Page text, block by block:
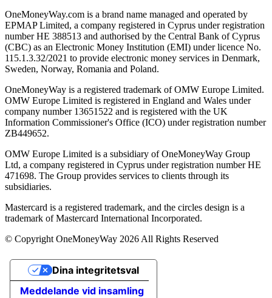
OneMoneyWay.com is a brand name managed and operated by
EPMAP Limited, a company registered in Cyprus under registration
number ΗΕ 388513 and authorised by the Central Bank of Cyprus
(CBC) as an Electronic Money Institution (EMI) under licence No.
115.1.3.32/2021 to provide electronic money services in Denmark,
Sweden, Norway, Romania and Poland.
OneMoneyWay is a registered trademark of OMW Europe Limited.
OMW Europe Limited is registered in England and Wales under
company number 13651522 and is registered with the UK
Information Commissioner's Office (ICO) under registration number
ZB449652.
OMW Europe Limited is a subsidiary of OneMoneyWay Group
Ltd, a company registered in Cyprus under registration number ΗΕ
471698. The Group provides services to clients through its
subsidiaries.
Mastercard is a registered trademark, and the circles design is a
trademark of Mastercard International Incorporated.
© Copyright OneMoneyWay 2026 All Rights Reserved
Meddelande vid insamling
Dina integritetsval